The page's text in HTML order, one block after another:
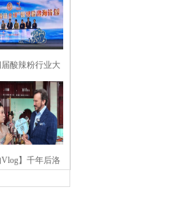
届酸辣粉行业大
南开封举行
Vlog】千年后洛